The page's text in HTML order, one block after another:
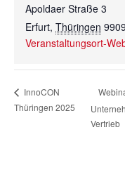
Apoldaer Straße 3
Erfurt, Thüringen
Veranstaltungsort-
InnoCON
Thüringen 2025
Vertrieb